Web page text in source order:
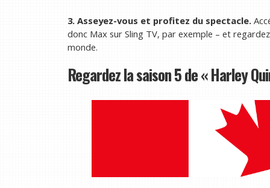
3. Asseyez-vous et profitez du spectacle.
donc Max sur Sling TV, par exemple – et
monde.
Regardez la saison 5 de « Harley